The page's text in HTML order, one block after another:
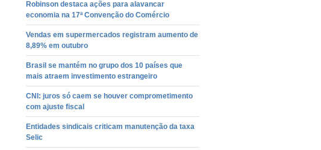
Robinson destaca ações para alavancar
economia na 17ª Convenção do Comércio
Vendas em supermercados registram aumento de
8,89% em outubro
Brasil se mantém no grupo dos 10 países que
mais atraem investimento estrangeiro
CNI: juros só caem se houver comprometimento
com ajuste fiscal
Entidades sindicais criticam manutenção da taxa
Selic